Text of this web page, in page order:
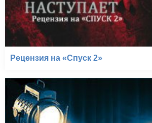
Рецензия на «Спуск 2»